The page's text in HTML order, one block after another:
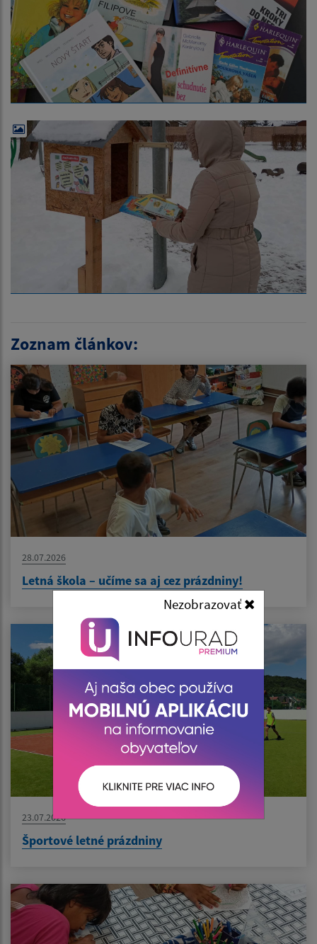
Nezobrazovať
Zoznam článkov:
28.07.2026
Letná škola – učíme sa aj cez prázdniny!
23.07.2026
Športové letné prázdniny